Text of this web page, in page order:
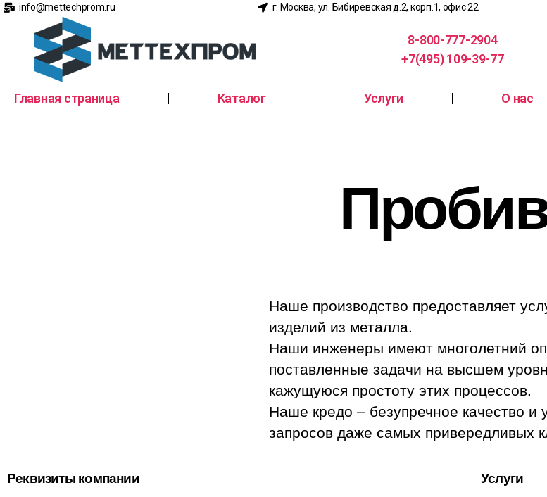
info@mettechprom.ru г. Москва, ул. Бибиревская д.2, корп.1, офис 22
8-800-777-2904
+7(495) 109-39-77
Главная страница Каталог Услуги О нас
Наше производство предоставляет
изделий из металла.
Наши инженеры имеют многолетний
поставленные задачи на высшем
кажущуюся простоту этих процессов.
Наше кредо – безупречное качество и
запросов даже самых привередливых
Реквизиты компании
Услуги